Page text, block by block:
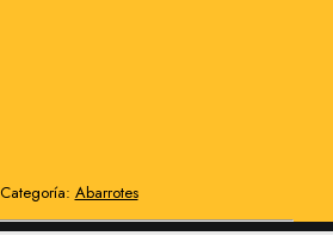
Categoría: Abarrotes